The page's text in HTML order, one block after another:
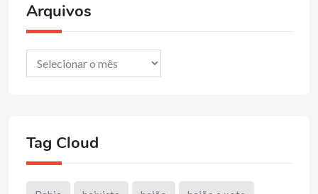
Arquivos
Arquivos
Tag Cloud